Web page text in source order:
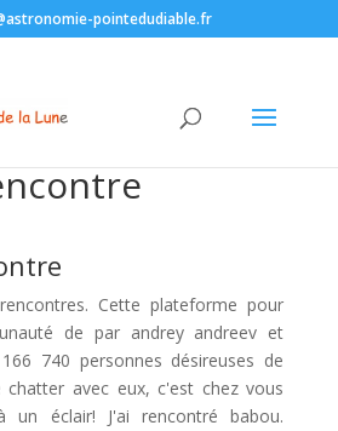
pointedudiable.fr
Cette plateforme pour
de par andrey andreev et
740 personnes désireuses de
avec eux, c'est chez vous
un éclair! J'ai rencontré babou.